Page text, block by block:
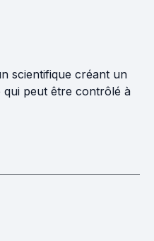
scientifique créant un
qui peut être contrôlé à